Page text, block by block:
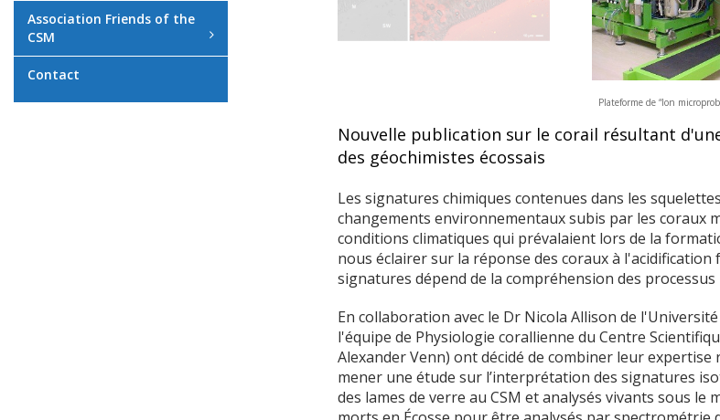
Association Friends of the
CSM
Contact
Plateforme de “Ion
Nouvelle publication sur le corail résultant
des géochimistes écossais
Les signatures chimiques contenues dans les
changements environnementaux subis par les coraux
conditions climatiques qui prévalaient lors de la
nous éclairer sur la réponse des coraux à
signatures dépend de la compréhension des
En collaboration avec le Dr Nicola Allison de
l'équipe de Physiologie corallienne du Centre
Alexander Venn) ont décidé de combiner leur
mener une étude sur l’interprétation des signatures
des lames de verre au CSM et analysés vivants sous